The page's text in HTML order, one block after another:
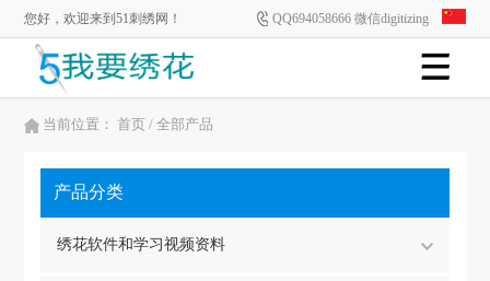
您好，欢迎来到51刺绣网！ QQ694058666 微信digitizing
当前位置：首页 / 全部产品
产品分类
绣花软件和学习视频资料